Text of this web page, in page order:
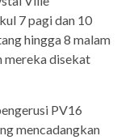
7 pagi dan 10
hingga 8 malam
mereka disekat
PV16
mencadangkan